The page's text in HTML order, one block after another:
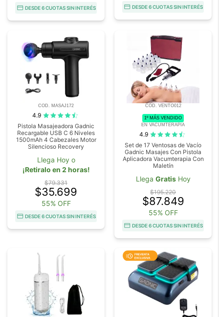
DESDE 6 CUOTAS SIN INTERÉS DESDE 6 CUOTAS SIN INTERÉS
COD. MASAJ172
4.9
Pistola Masajeadora Gadnic
Recargable USB C 6 Niveles
1500mAh 4 Cabezales Motor
Silencioso Recovery
Llega Hoy o
¡Retiralo en 2 horas!
$79.331
$35.699
55% OFF
DESDE 6 CUOTAS SIN INTERÉS
COD. VENTO012
1º MÁS VENDIDO
EN VACUMTERAPIA
4.9
Set de 17 Ventosas de Vacío
Gadnic Masajes Con Pistola
Aplicadora Vacumterapia Con
Maletín
Llega GratisHoy
$195.220
$87.849
55% OFF
DESDE 6 CUOTAS SIN INTERÉS